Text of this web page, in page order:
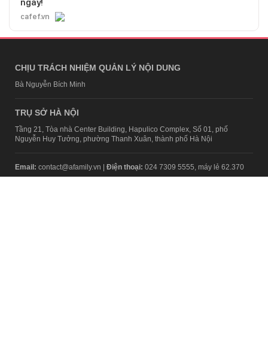
ngay!
cafef.vn
CHỊU TRÁCH NHIỆM QUẢN LÝ NỘI DUNG
Bà Nguyễn Bích Minh
TRỤ SỞ HÀ NỘI
Tầng 21, Tòa nhà Center Building, Hapulico Complex, Số 01, phố
Nguyễn Huy Tưởng, phường Thanh Xuân, thành phố Hà Nội
Email: contact@afamily.vn | Điện thoại: 024 7309 5555, máy lẻ 62.370